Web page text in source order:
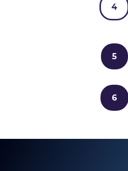
4
5
6